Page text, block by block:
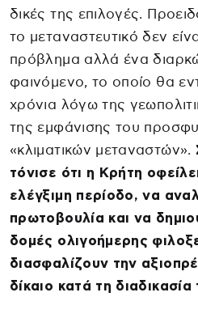
δικές της επιλογές.
το μεταναστευτικό δεν
πρόβλημα αλλά ένα
φαινόμενο, το οποίο θα
χρόνια λόγω της
της εμφάνισης του
«κλιματικών μεταναστών».
τόνισε ότι η Κρήτη
ελέγξιμη περίοδο, να
πρωτοβουλία και να
δομές ολιγοήμερης
διασφαλίζουν την
δίκαιο κατά τη